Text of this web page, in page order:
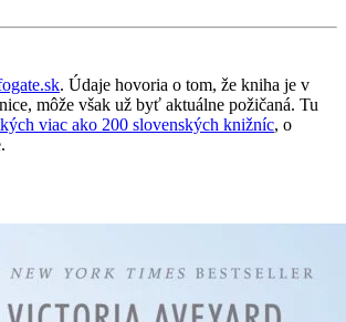
. Údaje hovoria o tom, že kniha je v
môže však už byť aktuálne požičaná. Tu
viac ako 200 slovenských knižníc, o